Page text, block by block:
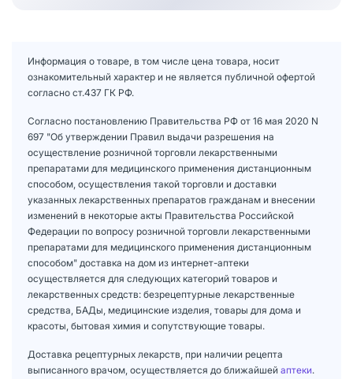
Информация о товаре, в том числе цена товара, носит
ознакомительный характер и не является публичной офертой
согласно ст.437 ГК РФ.
Согласно постановлению Правительства РФ от 16 мая 2020 N
697 "Об утверждении Правил выдачи разрешения на
осуществление розничной торговли лекарственными
препаратами для медицинского применения дистанционным
способом, осуществления такой торговли и доставки
указанных лекарственных препаратов гражданам и внесении
изменений в некоторые акты Правительства Российской
Федерации по вопросу розничной торговли лекарственными
препаратами для медицинского применения дистанционным
способом" доставка на дом из интернет-аптеки
осуществляется для следующих категорий товаров и
лекарственных средств: безрецептурные лекарственные
средства, БАДы, медицинские изделия, товары для дома и
красоты, бытовая химия и сопутствующие товары.
Доставка рецептурных лекарств, при наличии рецепта
выписанного врачом, осуществляется до ближайшей аптеки.